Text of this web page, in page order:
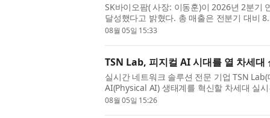
SK바이오팜( 사장: 이동훈)이 2026년 2분기
달성했다고 밝혔다. 총 매출은 전분기 대비
익은 전분기 대비 8.1%, 전년 동기 대...
08월 05일 15:33
TSN Lab, 피지컬 AI 시대를 열 차세대
실시간 네트워크 솔루션 전문 기업 TSN
AI(Physical AI) 생태계를 혁신할 차세대 실
공식 기술 시연회를 개최한다. 이번 시연회
08월 05일 15:26